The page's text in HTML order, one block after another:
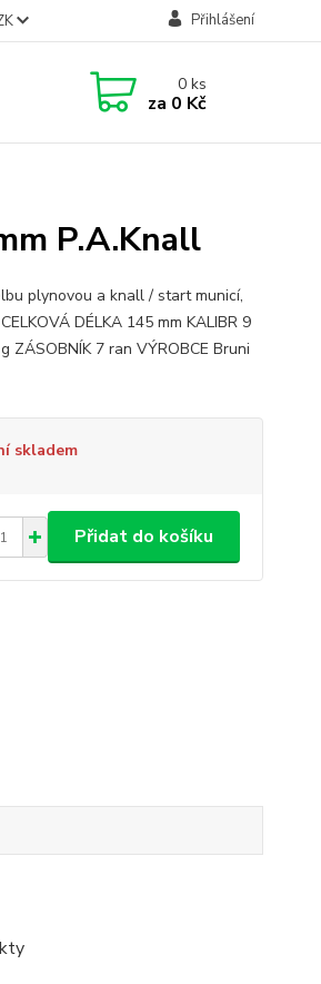
Přihlášení
0ks
za 0 Kč
P.A.Knall
plynovou a knall / start municí,
DÉLKA 145 mm KALIBR 9
ZÁSOBNÍK 7 ran VÝROBCE Bruni
skladem
Přidat do košíku